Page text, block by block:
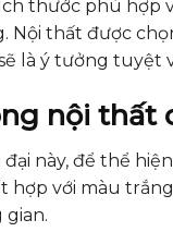
thước phù hợp
Nội thất được
là ý tưởng tuyệt
nội thất
này, để thể
hợp với màu